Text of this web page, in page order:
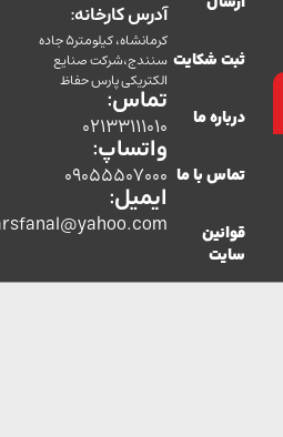
ثبت شکایت
درباره ما
تماس با ما
قوانین
آدرس کارخانه:
کرمانشاه، کیلومتر5 جاده
سنندج،شرکت صنایع
الکتریکی پارس حفاظ
تماس:
02133111010
واتساپ:
09055507000
ایمیل:
co.parsfanal@yahoo.com